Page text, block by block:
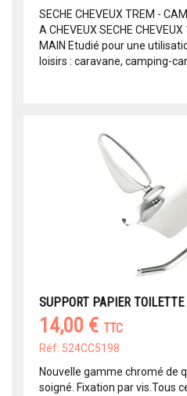
SECHE CHEVEUX TREM -
A CHEVEUX SECHE
MAIN Etudié pour une
loisirs : caravane, camping-car,
SUPPORT PAPIER TOILETTE
14,00 € TTC
Réf: 524CC5198
Nouvelle gamme chromé de
soigné. Fixation par vis.Tous